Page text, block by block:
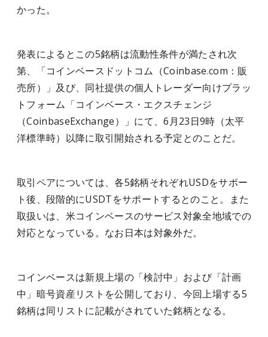
かった。
発表によるとこの5銘柄は流動性条件が満たされ次
第、「コインベースドットコム（Coinbase.com：販
売所）」及び、同社提供の個人トレーダー向けプラッ
トフォーム「コインベース・エクスチェンジ
（CoinbaseExchange）」にて、6月23日9時（太平
洋標準時）以降に取引開始される予定とのことだ。
取引ペアについては、各5銘柄それぞれUSDをサポー
ト後、段階的にUSDTをサポートするとのこと。また
取扱いは、米コインベースのサービス対象全地域での
対応となっている。なお日本は対象外だ。
コインベースは新規上場の「検討中」および「計画
中」暗号資産リストを公開しており、今回上場する5
銘柄は同リストに記載がされていた銘柄となる。